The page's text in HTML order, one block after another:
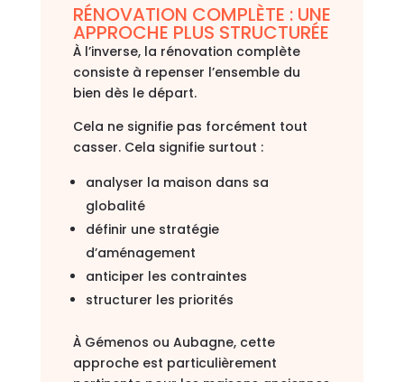
RÉNOVATION COMPLÈTE : UNE
APPROCHE PLUS STRUCTURÉE
À l’inverse, la rénovation complète
consiste à repenser l’ensemble du
bien dès le départ.
Cela ne signifie pas forcément tout
casser. Cela signifie surtout :
analyser la maison dans sa
globalité
définir une stratégie
d’aménagement
anticiper les contraintes
structurer les priorités
À Gémenos ou Aubagne, cette
approche est particulièrement